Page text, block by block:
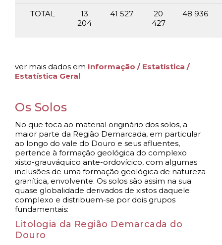
TOTAL
13
204
41 527
20
427
48 936
ver mais dados em Informação / Estatística /
Estatística Geral
Os Solos
No que toca ao material originário dos solos, a
maior parte da Região Demarcada, em particular
ao longo do vale do Douro e seus afluentes,
pertence à formação geológica do complexo
xisto-grauváquico ante-ordovícico, com algumas
inclusões de uma formação geológica de natureza
granítica, envolvente. Os solos são assim na sua
quase globalidade derivados de xistos daquele
complexo e distribuem-se por dois grupos
fundamentais:
Litologia da Região Demarcada do
Douro